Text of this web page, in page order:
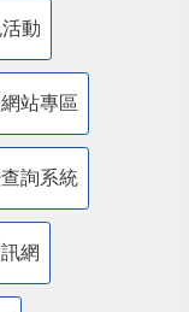
動
站專區
詢系統
網